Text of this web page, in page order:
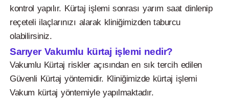
kontrol yapılır. Kürtaj işlemi sonrası yarım saat dinlenip
reçeteli ilaçlarınızı alarak kliniğimizden taburcu
olabilirsiniz.
Sarıyer Vakumlu kürtaj işlemi nedir?
Vakumlu Kürtaj riskler açısından en sık tercih edilen
Güvenli Kürtaj yöntemidir. Kliniğimizde kürtaj işlemi
Vakum kürtaj yöntemiyle yapılmaktadır.